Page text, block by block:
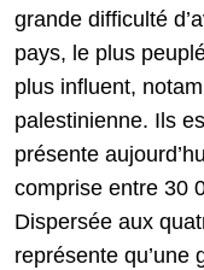
grande difficulté
pays, le plus
plus influent,
palestinienne. Ils
présente
comprise entre 30
Dispersée aux
représente qu’une